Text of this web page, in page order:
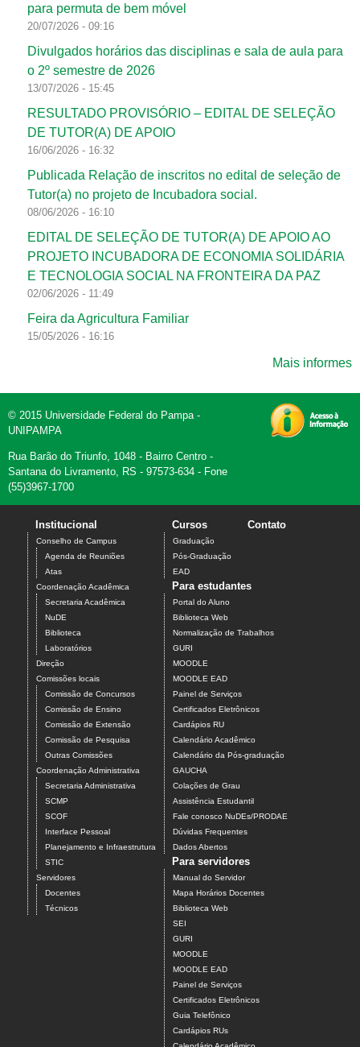
para permuta de bem móvel
20/07/2026 - 09:16
Divulgados horários das disciplinas e sala de aula para
o 2º semestre de 2026
13/07/2026 - 15:45
RESULTADO PROVISÓRIO – EDITAL DE SELEÇÃO
DE TUTOR(A) DE APOIO
16/06/2026 - 16:32
Publicada Relação de inscritos no edital de seleção de
Tutor(a) no projeto de Incubadora social.
08/06/2026 - 16:10
EDITAL DE SELEÇÃO DE TUTOR(A) DE APOIO AO
PROJETO INCUBADORA DE ECONOMIA SOLIDÁRIA
E TECNOLOGIA SOCIAL NA FRONTEIRA DA PAZ
02/06/2026 - 11:49
Feira da Agricultura Familiar
15/05/2026 - 16:16
Mais informes
© 2015 Universidade Federal do Pampa -
UNIPAMPA
Rua Barão do Triunfo, 1048 - Bairro Centro -
Santana do Livramento, RS - 97573-634 - Fone
(55)3967-1700
Institucional
Conselho de Campus
Agenda de Reuniões
Atas
Coordenação Acadêmica
Secretaria Acadêmica
NuDE
Biblioteca
Laboratórios
Direção
Comissões locais
Comissão de Concursos
Comissão de Ensino
Comissão de Extensão
Comissão de Pesquisa
Outras Comissões
Coordenação Administrativa
Secretaria Administrativa
SCMP
SCOF
Interface Pessoal
Planejamento e Infraestrutura
STIC
Servidores
Docentes
Técnicos
Cursos
Graduação
Pós-Graduação
EAD
Contato
Para estudantes
Portal do Aluno
Biblioteca Web
Normalização de Trabalhos
GURI
MOODLE
MOODLE EAD
Painel de Serviços
Certificados Eletrônicos
Cardápios RU
Calendário Acadêmico
Calendário da Pós-graduação
GAUCHA
Colações de Grau
Assistência Estudantil
Fale conosco NuDEs/PRODAE
Dúvidas Frequentes
Dados Abertos
Para servidores
Manual do Servidor
Mapa Horários Docentes
Biblioteca Web
SEI
GURI
MOODLE
MOODLE EAD
Painel de Serviços
Certificados Eletrônicos
Guia Telefônico
Cardápios RUs